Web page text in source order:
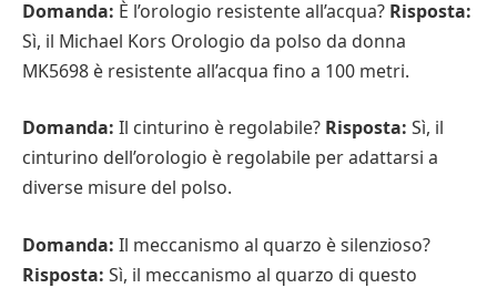
Domanda: È l’orologio resistente all’acqua? Risposta:
Sì, il Michael Kors Orologio da polso da donna
MK5698 è resistente all’acqua fino a 100 metri.
Domanda: Il cinturino è regolabile? Risposta: Sì, il
cinturino dell’orologio è regolabile per adattarsi a
diverse misure del polso.
Domanda: Il meccanismo al quarzo è silenzioso?
Risposta: Sì, il meccanismo al quarzo di questo